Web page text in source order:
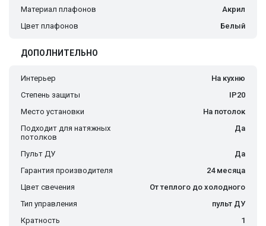
Материал плафонов
Акрил
Цвет плафонов
Белый
ДОПОЛНИТЕЛЬНО
Интерьер
На кухню
Степень защиты
IP20
Место установки
На потолок
Подходит для натяжных
потолков
Да
Пульт ДУ
Да
Гарантия производителя
24 месяца
Цвет свечения
От теплого до холодного
Тип управления
пульт ДУ
Кратность
1